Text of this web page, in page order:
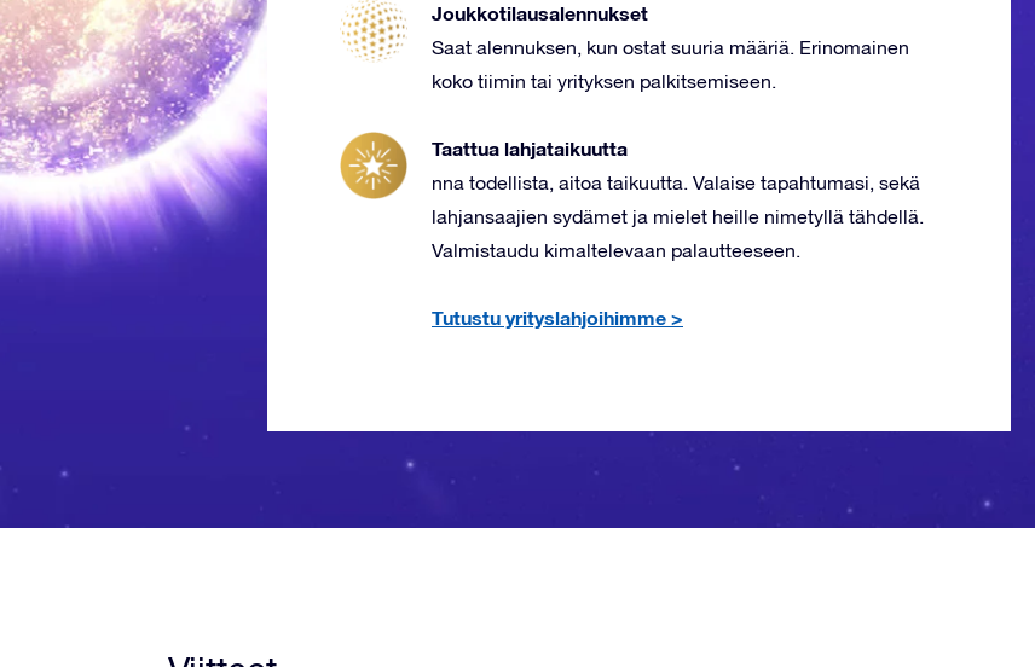
Joukkotilausalennukset
Saat alennuksen, kun ostat suuria määriä. Erinomainen
koko tiimin tai yrityksen palkitsemiseen.
Taattua lahjataikuutta
nna todellista, aitoa taikuutta. Valaise tapahtumasi, sekä
lahjansaajien sydämet ja mielet heille nimetyllä tähdellä.
Valmistaudu kimaltelevaan palautteeseen.
Tutustu yrityslahjoihimme >